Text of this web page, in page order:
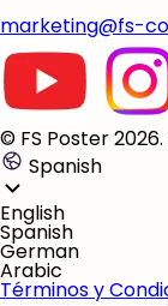
marketing@fs-
© FS Poster
Spanish
English
Spanish
German
Arabic
Términos y